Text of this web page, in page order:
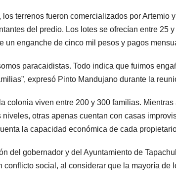
los terrenos fueron comercializados por Artemio
del predio. Los lotes se ofrecían entre 25
un enganche de cinco mil pesos y pagos
paracaidistas. Todo indica que fuimos
expresó Pinto Mandujano durante la
colonia viven entre 200 y 300 familias.
niveles, otras apenas cuentan con casas
la capacidad económica de cada
del gobernador y del Ayuntamiento de
conflicto social, al considerar que la mayoría de